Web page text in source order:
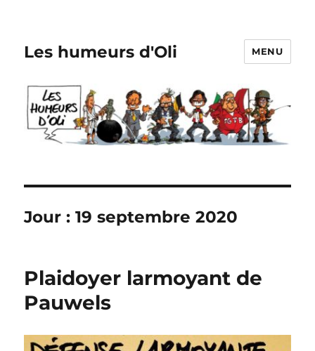
Les humeurs d'Oli MENU
Jour :19 septembre 2020
Plaidoyer larmoyant de
Pauwels